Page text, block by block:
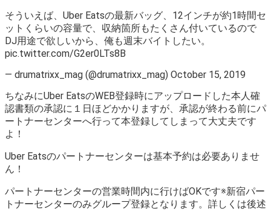
そういえば、Uber Eatsの最新バッグ、12インチが約1時間セ
ットくらいの容量で、収納箇所もたくさん付いているので
DJ用途で欲しいから、俺も週末バイトしたい。
pic.twitter.com/G2er0LTs8B
— drumatrixx_mag (@drumatrixx_mag) October 15, 2019
ちなみにUber EatsのWEB登録時にアップロードした本人確
認書類の承認に１日ほどかかりますが、承認が終わる前にパ
ートナーセンターへ行って本登録してしまって大丈夫です
よ！
Uber Eatsのパートナーセンターは基本予約は必要ありませ
ん！
パートナーセンターの営業時間内に行けばOKです※新宿パー
トナーセンターのみグループ登録となります。詳しくは後述